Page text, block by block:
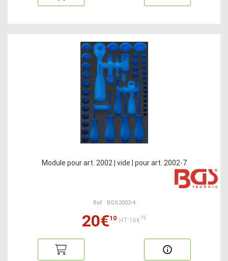
Module pour art. 2002 | vide | pour art. 2002-7
Ref : BGS2002-4
20€10 HT:16€75